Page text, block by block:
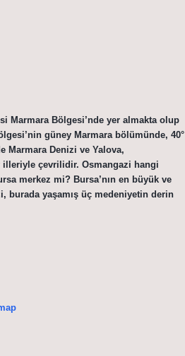
Marmara Bölgesi’nde yer almakta olup
güney Marmara bölümünde, 40°
Marmara Denizi ve Yalova,
illeriyle çevrilidir. Osmangazi hangi
merkez mi? Bursa’nın en büyük ve
burada yaşamış üç medeniyetin derin